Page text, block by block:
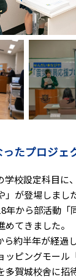
たプロジェ
校設定科目に
」が登場しまし
年から部活動「
てきました。
約半年が経過
ッピングモール
多賀城校舎に招